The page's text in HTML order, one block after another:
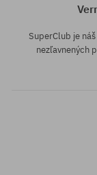
SuperClub je
nezľavnených